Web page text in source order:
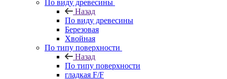
По виду древесины
Назад
По виду древесины
Березовая
Хвойная
По типу поверхности
Назад
По типу поверхности
гладкая F/F